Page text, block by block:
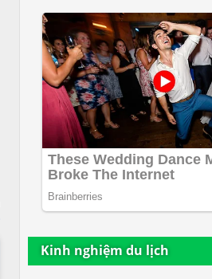
Kinh nghiệm du lịch